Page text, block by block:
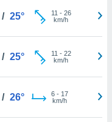
/ 25° 11 - 26
km/h
/ 25° 11 - 22
km/h
/ 26° 6- 17
km/h